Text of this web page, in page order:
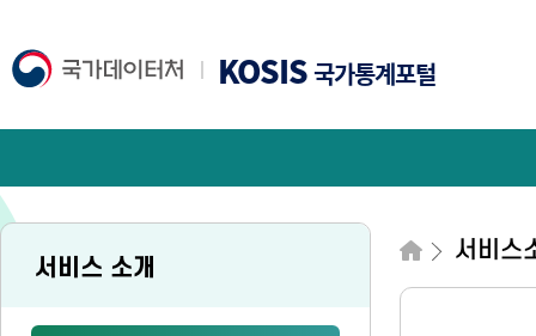
KOSIS국가통계포털
서비스 소개
서비스